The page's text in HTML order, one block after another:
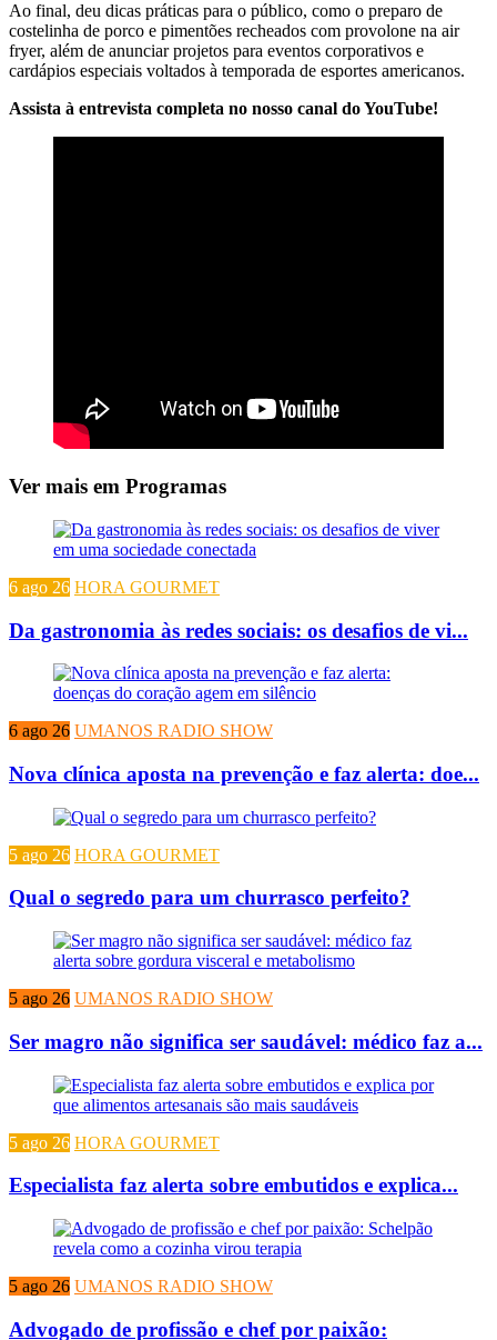
Ao final, deu dicas práticas para o público, como o preparo de
costelinha de porco e pimentões recheados com provolone na air
fryer, além de anunciar projetos para eventos corporativos e
cardápios especiais voltados à temporada de esportes americanos.
Assista à entrevista completa no nosso canal do YouTube!
Ver mais em Programas
6 ago 26 HORA GOURMET
Da gastronomia às redes sociais: os desafios de vi...
6 ago 26 UMANOS RADIO SHOW
Nova clínica aposta na prevenção e faz alerta: doe...
5 ago 26 HORA GOURMET
Qual o segredo para um churrasco perfeito?
5 ago 26 UMANOS RADIO SHOW
Ser magro não significa ser saudável: médico faz a...
5 ago 26 HORA GOURMET
Especialista faz alerta sobre embutidos e explica...
5 ago 26 UMANOS RADIO SHOW
Advogado de profissão e chef por paixão: